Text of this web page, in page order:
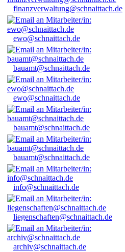
finanzverwaltung@schnaittach.de
ewo@schnaittach.de
bauamt@schnaittach.de
ewo@schnaittach.de
bauamt@schnaittach.de
bauamt@schnaittach.de
info@schnaittach.de
liegenschaften@schnaittach.de
archiv@schnaittach.de